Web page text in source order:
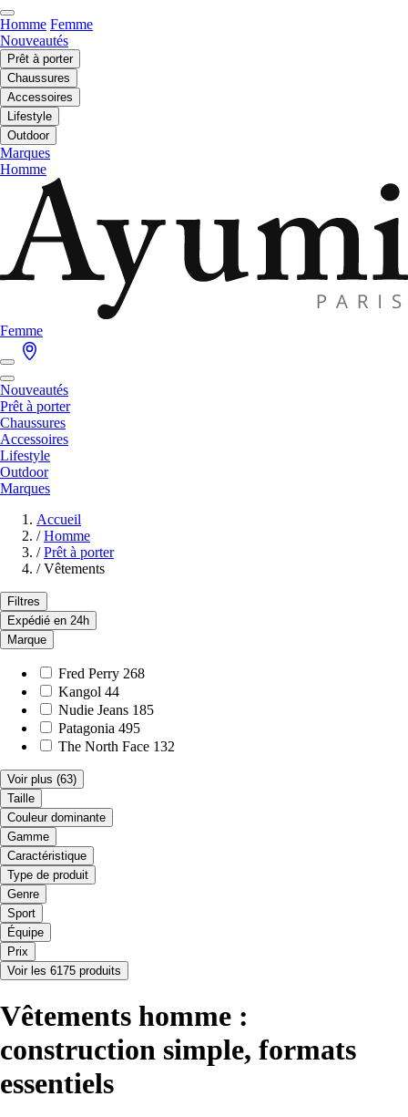
Homme Femme
Nouveautés
Prêt à porter
Chaussures
Accessoires
Lifestyle
Outdoor
Marques
Homme
Femme
Nouveautés
Prêt à porter
Chaussures
Accessoires
Lifestyle
Outdoor
Marques
Accueil
/ Homme
/ Prêt à porter
/ Vêtements
Filtres
Expédié en 24h
Marque
Fred Perry 268
Kangol 44
Nudie Jeans 185
Patagonia 495
The North Face 132
Voir plus (63)
Taille
Couleur dominante
Gamme
Caractéristique
Type de produit
Genre
Sport
Équipe
Prix
Voir les 6175 produits
Vêtements homme :
construction simple, formats
essentiels